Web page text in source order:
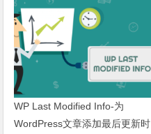
WP Last Modified Info-为
WordPress文章添加最后更新时